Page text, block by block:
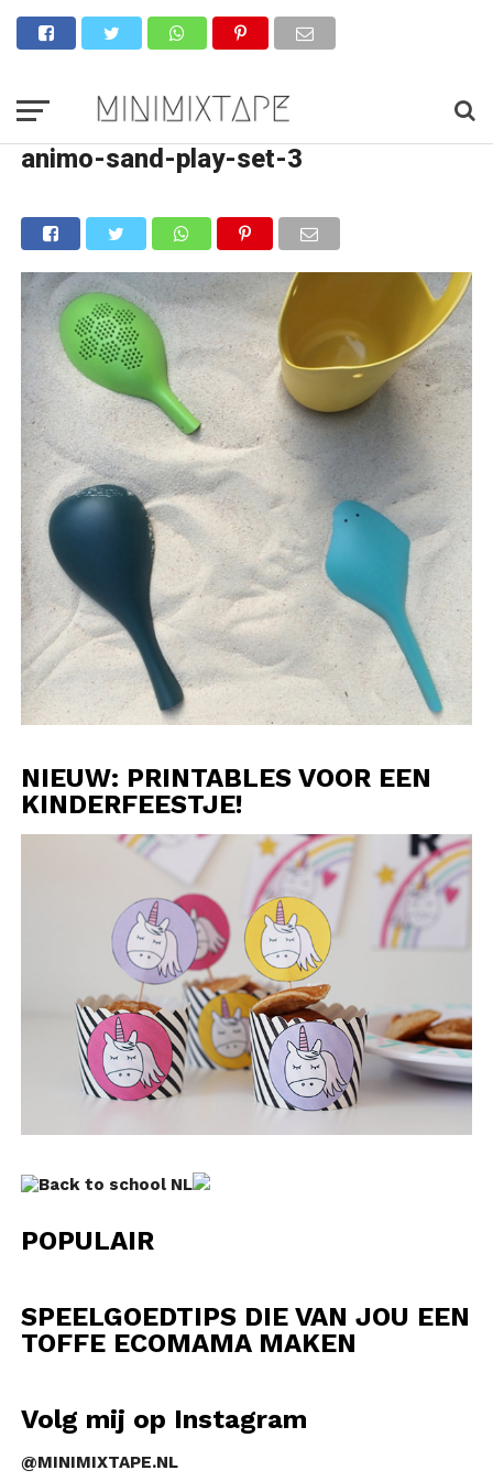
animo-sand-play-set-3
NIEUW: PRINTABLES VOOR EEN
KINDERFEESTJE!
POPULAIR
SPEELGOEDTIPS DIE VAN JOU EEN
TOFFE ECOMAMA MAKEN
Volg mij op Instagram
@MINIMIXTAPE.NL